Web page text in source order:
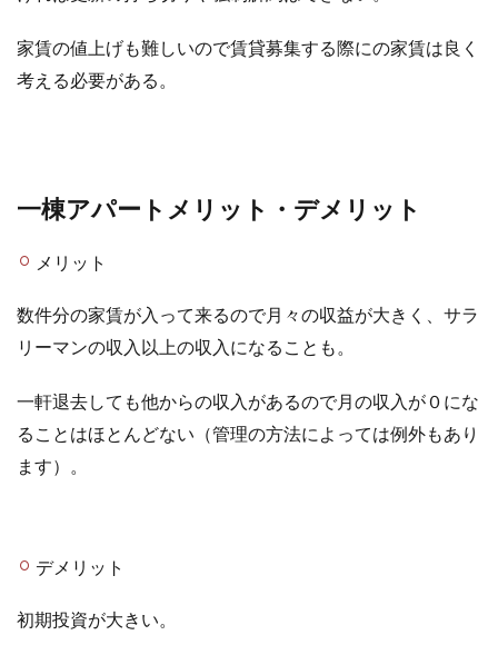
家賃の値上げも難しいので賃貸募集する際にの家賃は良く
考える必要がある。
一棟アパートメリット・デメリット
メリット
数件分の家賃が入って来るので月々の収益が大きく、サラ
リーマンの収入以上の収入になることも。
一軒退去しても他からの収入があるので月の収入が０にな
ることはほとんどない（管理の方法によっては例外もあり
ます）。
デメリット
初期投資が大きい。